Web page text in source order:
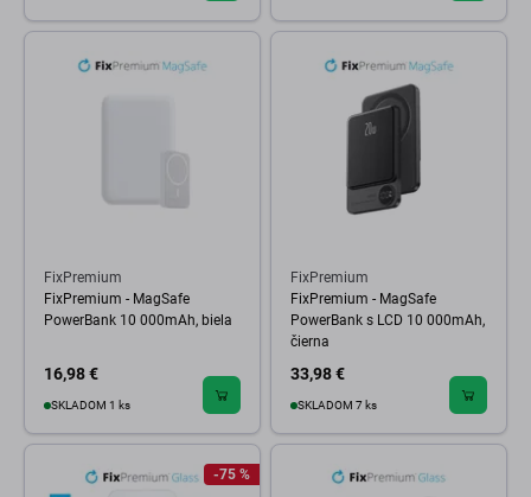
FixPremium
FixPremium - MagSafe
PowerBank 10 000mAh, biela
16,98 €
SKLADOM 1 ks
FixPremium
FixPremium - MagSafe
PowerBank s LCD 10 000mAh,
čierna
33,98 €
SKLADOM 7 ks
-75 %